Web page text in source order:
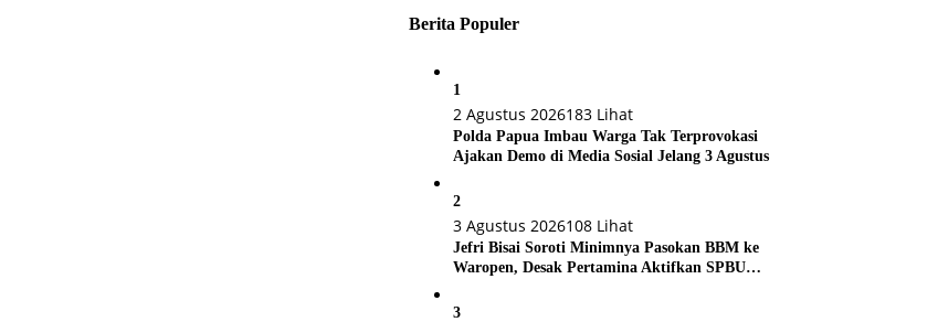
Berita Populer
1
2 Agustus 2026183 Lihat
Polda Papua Imbau Warga Tak Terprovokasi
Ajakan Demo di Media Sosial Jelang 3 Agustus
2
3 Agustus 2026108 Lihat
Jefri Bisai Soroti Minimnya Pasokan BBM ke
Waropen, Desak Pertamina Aktifkan SPBU
3